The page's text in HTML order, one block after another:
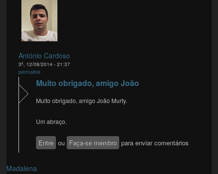
António Cardoso
3ª, 12/08/2014 - 21:37
permalink
Muito obrigado, amigo João
Muito obrigado, amigo João Murty.
Um abraço.
Entre ou Faça-se membro para enviar comentários
Madalena